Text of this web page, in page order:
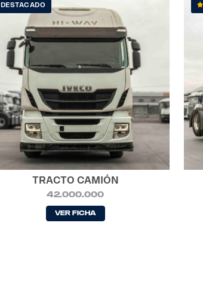
DESTACADO
TRACTO CAMIÓN
42.000.000
Ver Ficha